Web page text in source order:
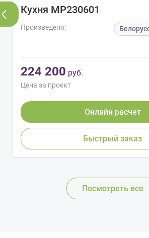
Кухня МР230601
Произведено:
224 200 руб.
Цена за проект
Онлайн расчет
Быстрый заказ
Посмотреть все